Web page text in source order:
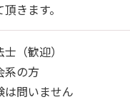
きます。
（歓迎）
系の方
は問いません